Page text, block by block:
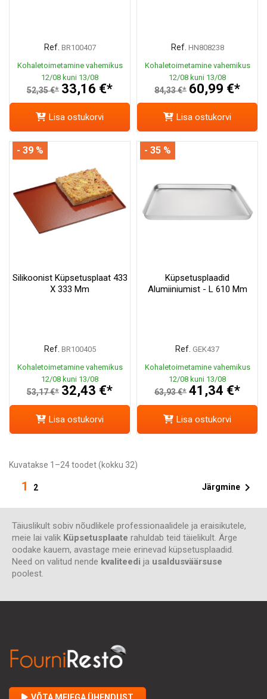
Ref. BR100407
Kohaletoimetamine vahemikus
12/08 kuni 13/08
52,35 €* 33,16 €*
Lisa ostukorvi
Ref. HN808238
Kohaletoimetamine vahemikus
12/08 kuni 13/08
84,33 €* 60,99 €*
Lisa ostukorvi
Silikoonist Küpsetusplaat 433
X 333 Mm
Ref. BR100405
Kohaletoimetamine vahemikus
12/08 kuni 13/08
53,17 €* 32,43 €*
- 39 %
Lisa ostukorvi
Küpsetusplaadid
Alumiiniumist - L 610 Mm
Ref. GEK437
Kohaletoimetamine vahemikus
12/08 kuni 13/08
63,93 €* 41,34 €*
- 35 %
Lisa ostukorvi
Kuvatakse 1–24 toodet (kokku 32)
1 2 Järgmine 
Täiuslikult sobiv nõudlikele professionaalidele ja eraisikutele,
meie lai valik Küpsetusplaate rahuldab teid täielikult. Ärge
oodake kauem, avastage meie erinevad küpsetusplaadid.
Need on valitud nende kvaliteedi ja usaldusväärsuse
poolest.